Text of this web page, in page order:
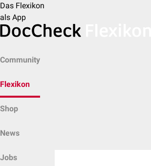
Das Flexikon
als App
Community
Flexikon
Shop
News
Jobs